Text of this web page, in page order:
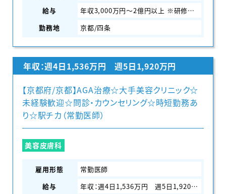
給与
年収3,000万円～2億円以上 ※研修期間中は2,500万円～
勤務地
京都/四条
年収：週4日1,536万円 週5日1,920万円
【京都府/京都】AGA治療☆大手美容クリニック☆
未経験歓迎☆問診・カウンセリング☆時短勤務あ
り☆駅チカ（常勤医師）
美容皮膚科
雇用形態
常勤医師
給与
年収：週4日1,536万円 週5日1,920万円